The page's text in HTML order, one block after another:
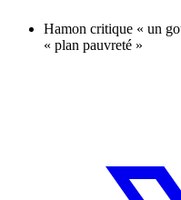
Hamon critique « un
« plan pauvreté »